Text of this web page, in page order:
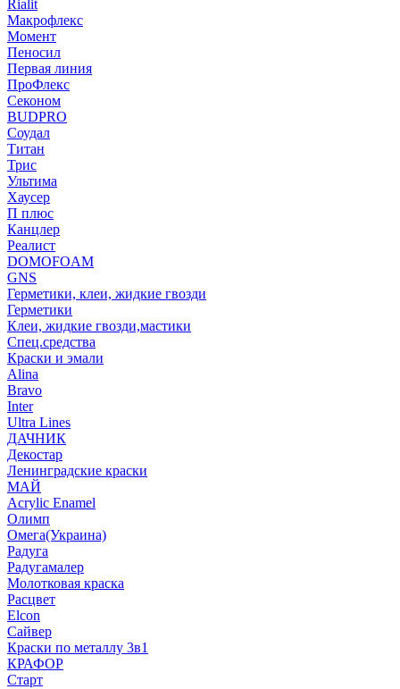
Rialit
Макрофлекс
Момент
Пеносил
Первая линия
ПроФлекс
Секоном
BUDPRO
Соудал
Титан
Трис
Ультима
Хаусер
П плюс
Канцлер
Реалист
DOMOFOAM
GNS
Герметики, клеи, жидкие гвозди
Герметики
Клеи, жидкие гвозди,мастики
Спец.средства
Краски и эмали
Alina
Bravo
Inter
Ultra Lines
ДАЧНИК
Декостар
Ленинградские краски
МАЙ
Acrylic Enamel
Олимп
Омега(Украина)
Радуга
Радугамалер
Молотковая краска
Расцвет
Elcon
Сайвер
Краски по металлу 3в1
КРАФОР
Старт